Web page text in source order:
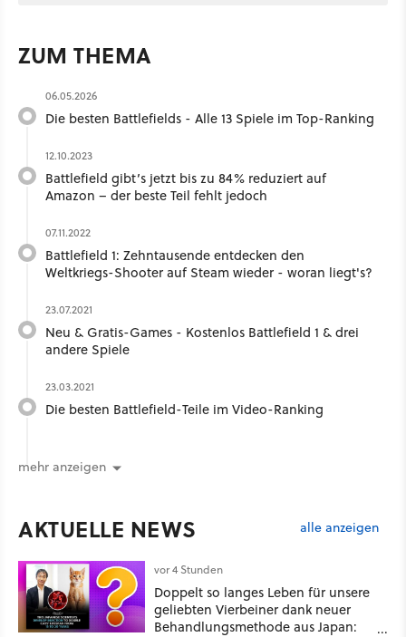
ZUM THEMA
06.05.2026
Die besten Battlefields - Alle 13 Spiele im Top-Ranking
12.10.2023
Battlefield gibt’s jetzt bis zu 84% reduziert auf
Amazon – der beste Teil fehlt jedoch
07.11.2022
Battlefield 1: Zehntausende entdecken den
Weltkriegs-Shooter auf Steam wieder - woran liegt's?
23.07.2021
Neu & Gratis-Games - Kostenlos Battlefield 1 & drei
andere Spiele
23.03.2021
Die besten Battlefield-Teile im Video-Ranking
mehr anzeigen
AKTUELLE NEWS alle anzeigen
vor 4 Stunden
Doppelt so langes Leben für unsere
geliebten Vierbeiner dank neuer
Behandlungsmethode aus Japan: